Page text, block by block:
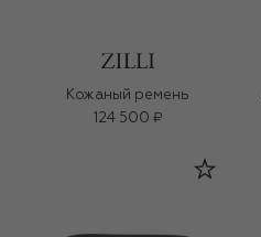
Кожаный ремень
124 500 ₽